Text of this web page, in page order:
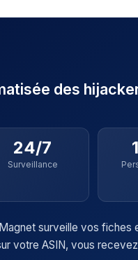
des
24/7
Surveillance
surveille vos fiches
votre ASIN, vous